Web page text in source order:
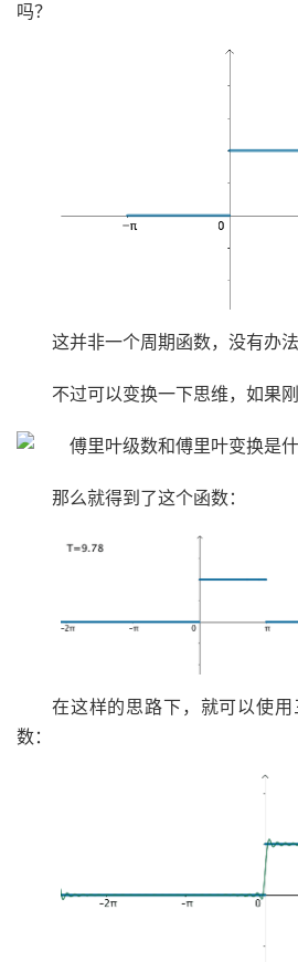
吗？
这并非一个周期函数，没有办
不过可以变换一下思维，如果
那么就得到了这个函数：
在这样的思路下，就可以使
数：